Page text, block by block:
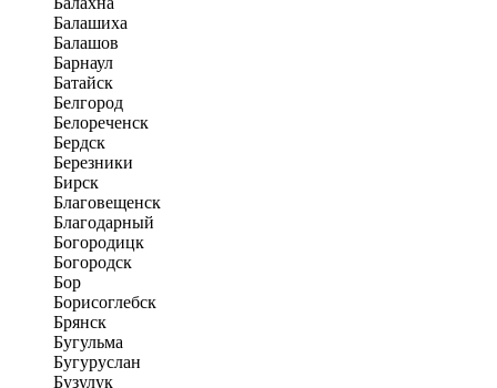
Балашиха
Балашов
Барнаул
Батайск
Белгород
Белореченск
Бердск
Березники
Бирск
Благовещенск
Благодарный
Богородицк
Богородск
Бор
Борисоглебск
Брянск
Бугульма
Бугуруслан
Бузулук